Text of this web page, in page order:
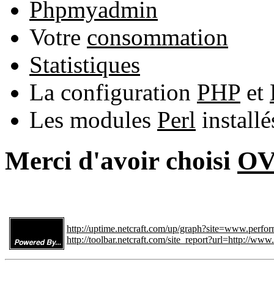
Phpmyadmin
Votre consommation
Statistiques
La configuration PHP et
Les modules Perl
Merci d'avoir choisi
http://uptime.netcraft.com/up/
http://toolbar.netcraft.com/site_report?url=http://